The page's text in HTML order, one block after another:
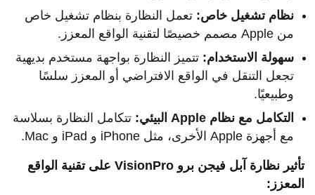
نظام تشغيل خاص: تعمل النظارة بنظام تشغيل خاص
من Apple مصمم خصيصًا لتقنية الواقع المعزز.
سهولة الاستخدام: تتميز النظارة بواجهة مستخدم بديهية
تجعل التنقل في الواقع الافتراضي أو المعزز سلسًا
وطبيعيًا.
التكامل مع نظام Apple البيئي:
تتكامل النظارة بسلاسة
مع أجهزة Apple الأخرى، مثل iPhone و iPad و Mac.
تأثير نظارة آبل فيجن برو VisionPro على تقنية الواقع
المعزز: